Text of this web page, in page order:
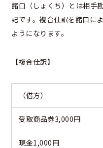
諸口（しょくち）とは相手
記です。複合仕訳を諸口に
ようになります。
【複合仕訳】
（借方）
受取商品券3,000円
現金1,000円